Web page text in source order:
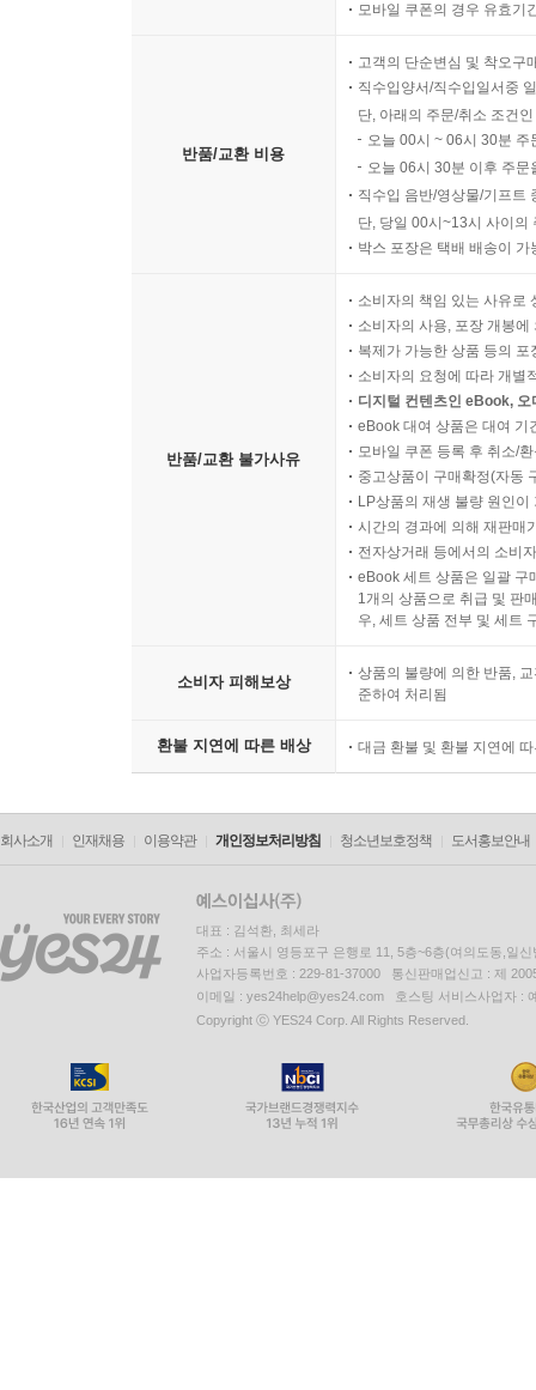
★★★ Part 5 사례 연구 ★★★
CHAPTER 22 서너의 구조적 데이터
22.1 CPU에서 시맨틱 통합까지
CHAPTER 23 생물학의 데이터 과학: 소프트웨어
23.2 유전 암호: DNA 글자의 단백질 전환
23.3 DNA를 소스 코드처럼 생각하기
23.4 인간 게놈 프로젝트와 표준 게놈
23.5 DNA 시퀀싱과 얼라이닝
23.6 대규모 게놈 분석 플랫폼 ADAM
23.7 개인맞춤광고에서 개인맞춤의학까지
CHAPTER 24 캐스케이딩
24.2 연산
24.3 탭, 스킴, 플로
24.5 유연성
24.7 요약
부록 A 아파치 하둡 설치하기
부록 B 클라우데라 아파치 하둡 배포판
부록 C NCDC 기상 데이터 준비
모바일 쿠폰의 경우 유효기
반품/교환 비용
고객의 단순변심 및 착오구
직수입양서/직수입일서중
단, 아래의 주문/취소 조건
오늘 00시 ~ 06시 30분
오늘 06시 30분 이후 주
직수입 음반/영상물/기프트
단, 당일 00시~13시 사이의
박스 포장은 택배 배송이
반품/교환 불가사유
소비자의 책임 있는 사유로
소비자의 사용, 포장 개봉
복제가 가능한 상품 등의
소비자의 요청에 따라 개별
디지털 컨텐츠인 eBook,
eBook 대여 상품은 대여 기
모바일 쿠폰 등록 후 취소/
중고상품이 구매확정(자동
LP상품의 재생 불량 원인
시간의 경과에 의해 재판매
전자상거래 등에서의 소비
eBook 세트 상품은 일괄 구
1개의 상품으로 취급 및 판
우, 세트 상품 전부 및 세트
소비자 피해보상
상품의 불량에 의한 반품,
준하여 처리됨
환불 지연에 따른 배상 대금 환불 및 환불 지연에
회사소개 인재채용 이용약관 개인정보처리방침 청소년보호정책 도서홍보안내
대표 : 김석환, 최세라
주소 : 서울시 영등포구 은행로 11, 5층~6층(여의도동,일신
사업자등록번호 : 229-81-37000 통신판매업신고 : 제
이메일 : yes24help@yes24.com 호스팅 서비스사업자 :
Copyright ⓒ YES24 Corp. All Rights Reserved.